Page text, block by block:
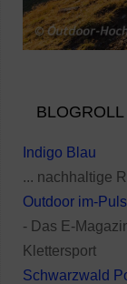
Indigo Blau
... nachhaltige
Outdoor im-Puls
- Das E-
Klettersport
Schwarzwald